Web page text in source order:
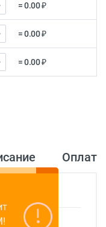
= 0.00 ₽
= 0.00 ₽
= 0.00 ₽
Оплата